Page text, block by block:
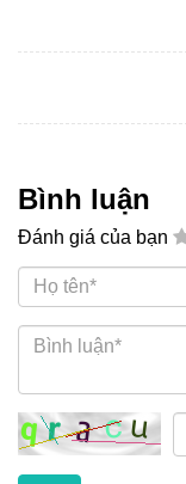
Bình luận
Đánh giá của bạn